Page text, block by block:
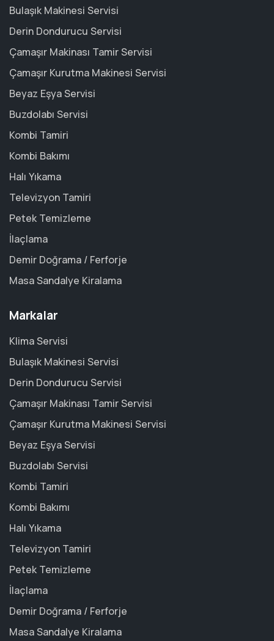
Bulaşık Makinesi Servisi
Derin Dondurucu Servisi
Çamaşır Makinası Tamir Servisi
Çamaşır Kurutma Makinesi Servisi
Beyaz Eşya Servisi
Buzdolabı Servisi
Kombi Tamiri
Kombi Bakımı
Halı Yıkama
Televizyon Tamiri
Petek Temizleme
İlaçlama
Demir Doğrama / Ferforje
Masa Sandalye Kiralama
Markalar
Klima Servisi
Bulaşık Makinesi Servisi
Derin Dondurucu Servisi
Çamaşır Makinası Tamir Servisi
Çamaşır Kurutma Makinesi Servisi
Beyaz Eşya Servisi
Buzdolabı Servisi
Kombi Tamiri
Kombi Bakımı
Halı Yıkama
Televizyon Tamiri
Petek Temizleme
İlaçlama
Demir Doğrama / Ferforje
Masa Sandalye Kiralama